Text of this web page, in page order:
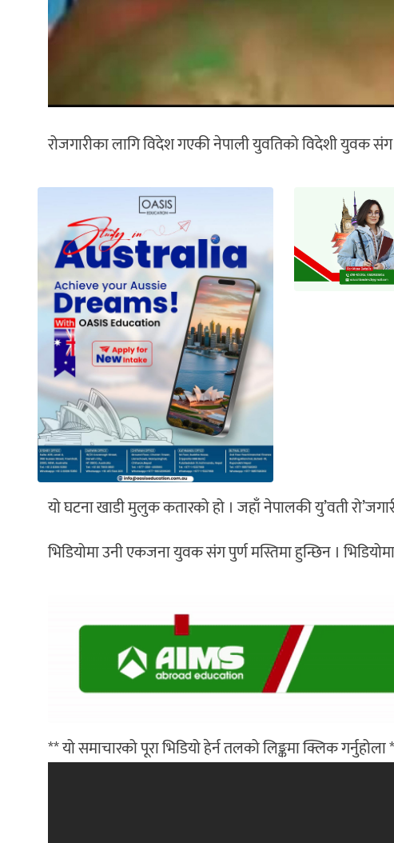
रोजगारीका लागि विदेश गएकी नेपाली युवतिको विदेशी युवक संग
यो घटना खाडी मुलुक कतारको हो । जहाँ नेपालकी यु’वती
भिडियोमा उनी एकजना युवक संग पुर्ण मस्तिमा हुन्छिन ।
** यो समाचारको पूरा भिडियो हेर्न तलको लिङ्कमा क्लिक गर्नुहोला